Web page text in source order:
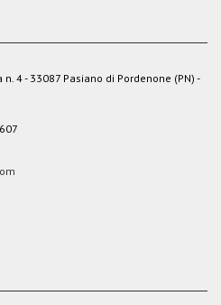
n. 4 - 33087 Pasiano di Pordenone (PN) -